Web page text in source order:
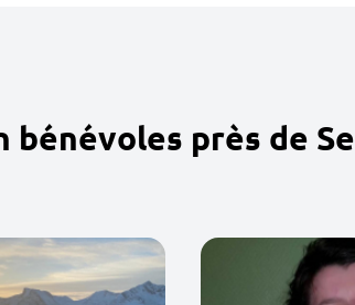
bénévoles près de